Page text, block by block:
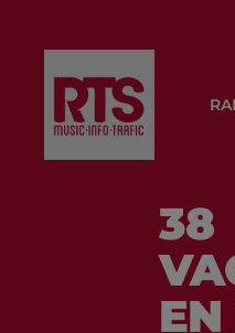
38